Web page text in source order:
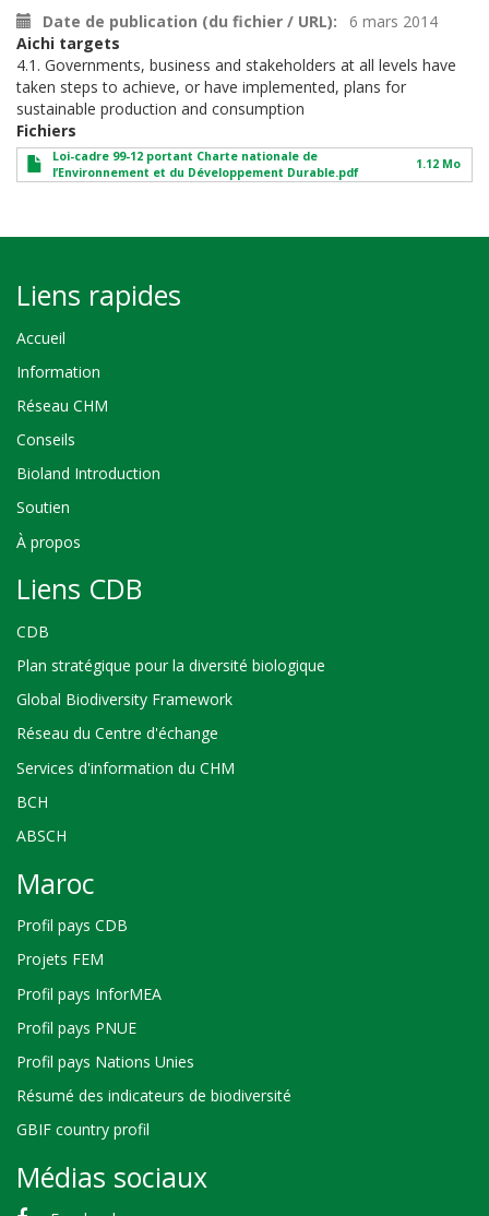
Date de publication (du fichier / URL)
6 mars 2014
Aichi targets
4.1. Governments, business and stakeholders at all levels have
taken steps to achieve, or have implemented, plans for
sustainable production and consumption
Fichiers
Loi-cadre 99-12 portant Charte nationale de
l’Environnement et du Développement Durable.pdf
1.12 Mo
Liens rapides
Accueil
Information
Réseau CHM
Conseils
Bioland Introduction
Soutien
À propos
Liens CDB
CDB
Plan stratégique pour la diversité biologique
Global Biodiversity Framework
Réseau du Centre d'échange
Services d'information du CHM
BCH
ABSCH
Maroc
Profil pays CDB
Projets FEM
Profil pays InforMEA
Profil pays PNUE
Profil pays Nations Unies
Résumé des indicateurs de biodiversité
GBIF country profil
Médias sociaux